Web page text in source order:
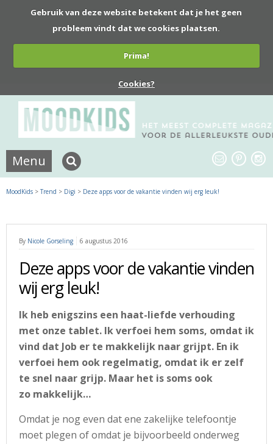
Gebruik van deze website betekent dat je het geen
probleem vindt dat we cookies plaatsen.
Prima!
Cookies?
Menu
MoodKids >Trend > Digi > Deze apps voor de vakantie vinden wij erg leuk!
By Nicole Gorseling 6 augustus 2016
Deze apps voor de vakantie vinden
wij erg leuk!
Ik heb enigszins een haat-liefde verhouding
met onze tablet. Ik verfoei hem soms, omdat ik
vind dat Job er te makkelijk naar grijpt. En ik
verfoei hem ook regelmatig, omdat ik er zelf
te snel naar grijp. Maar het is soms ook
zo makkelijk…
Omdat je nog even dat ene zakelijke telefoontje
moet plegen of omdat je bijvoorbeeld onderweg